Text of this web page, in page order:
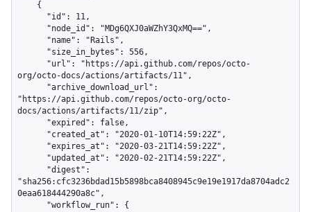
org/octo-docs/actions/artifacts/11",
"https://api.github.com/repos/octo-org/octo-
docs/actions/artifacts/11/zip",
"sha256:cfc3236bdad15b5898bca8408945c9e19e1917da8704adc2
0eaa618444290a8c",